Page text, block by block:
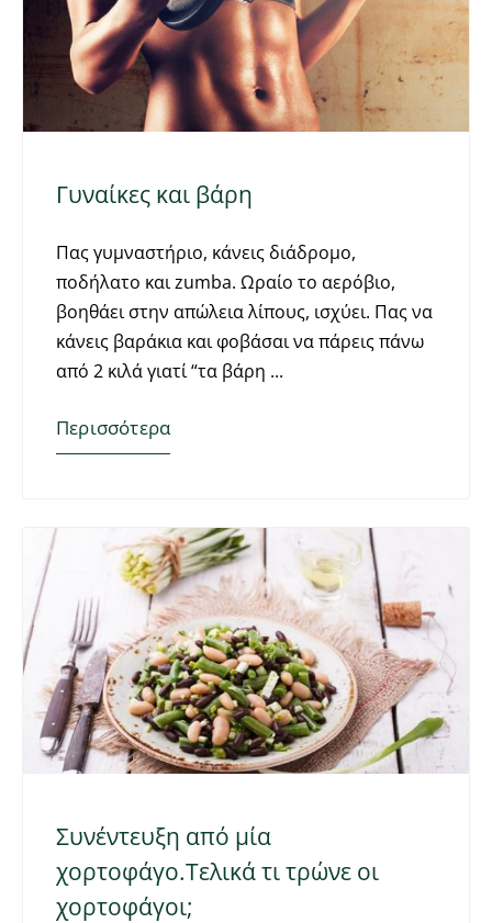
Γυναίκες και βάρη
Πας γυμναστήριο, κάνεις διάδρομο,
ποδήλατο και zumba. Ωραίο το αερόβιο,
βοηθάει στην απώλεια λίπους, ισχύει. Πας να
κάνεις βαράκια και φοβάσαι να πάρεις πάνω
από 2 κιλά γιατί “τα βάρη
Περισσότερα
Συνέντευξη από μία
χορτοφάγο.Τελικά τι τρώνε οι
χορτοφάγοι;